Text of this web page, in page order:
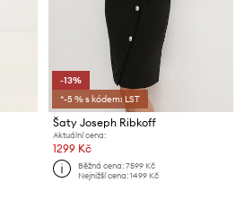
-13%
*-5 % s kódem: LST
Šaty Joseph Ribkoff
Aktuální cena:
1299 Kč
Běžná cena:7599 Kč
Nejnižší cena:1499 Kč